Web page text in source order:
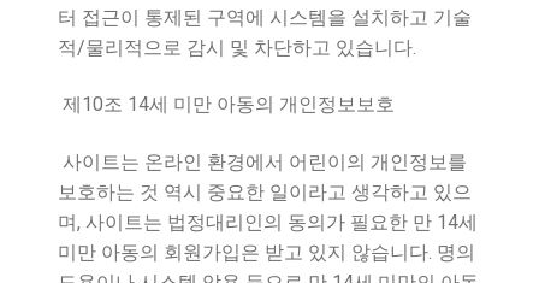
터 접근이 통제된 구역에 시스템을 설치하고 기술
적/물리적으로 감시 및 차단하고 있습니다.
제 10조 14세 미만 아동의 개인정보보호
사이트는 온라인 환경에서 어린이의 개인정보를
보호하는 것 역시 중요한 일이라고 생각하고 있으
며, 사이트는 법정대리인의 동의가 필요한 만 14세
미만 아동의 회원가입은 받고 있지 않습니다. 명의